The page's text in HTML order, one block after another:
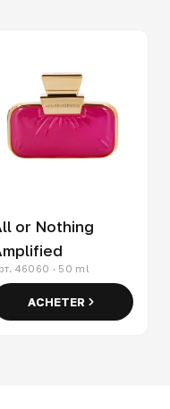
or Nothing
46060 · 50 ml
ACHETER